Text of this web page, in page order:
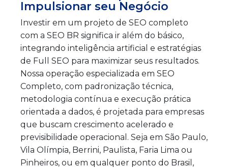
Impulsionar seu Negócio
Investir em um projeto de SEO completo
com a SEO BR significa ir além do básico,
integrando inteligência artificial e estratégias
de Full SEO para maximizar seus resultados.
Nossa operação especializada em SEO
Completo, com padronização técnica,
metodologia contínua e execução prática
orientada a dados, é projetada para empresas
que buscam crescimento acelerado e
previsibilidade operacional. Seja em São Paulo,
Vila Olímpia, Berrini, Paulista, Faria Lima ou
Pinheiros, ou em qualquer ponto do Brasil,